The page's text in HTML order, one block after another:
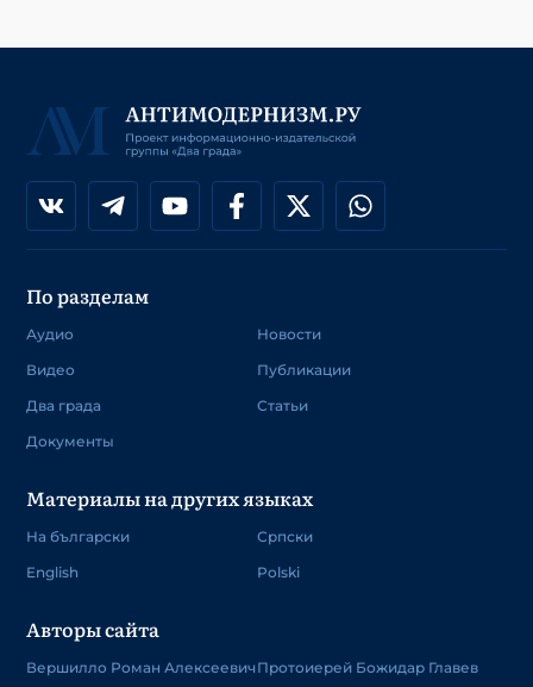
По разделам
Аудио
Видео
Два града
Документы
Новости
Публикации
Статьи
Материалы на других языках
На български
English
Српски
Polski
Авторы сайта
Вершилло Роман Алексеевич Протоиерей Божидар Главев